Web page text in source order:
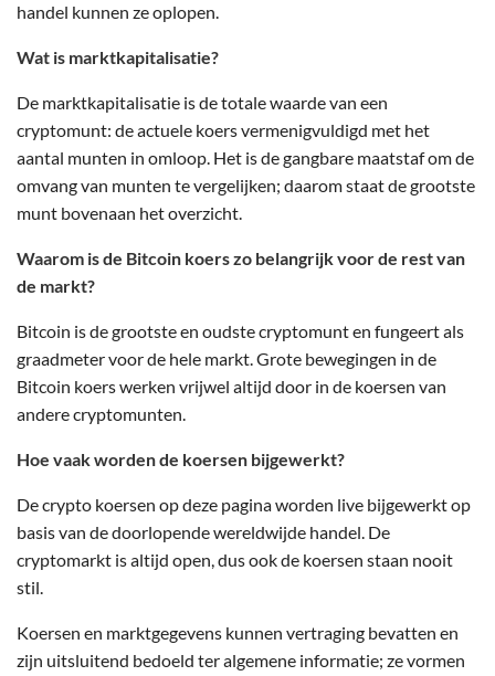
handel kunnen ze oplopen.
Wat is marktkapitalisatie?
De marktkapitalisatie is de totale waarde van een
cryptomunt: de actuele koers vermenigvuldigd met het
aantal munten in omloop. Het is de gangbare maatstaf om de
omvang van munten te vergelijken; daarom staat de grootste
munt bovenaan het overzicht.
Waarom is de Bitcoin koers zo belangrijk voor de rest van
de markt?
Bitcoin is de grootste en oudste cryptomunt en fungeert als
graadmeter voor de hele markt. Grote bewegingen in de
Bitcoin koers werken vrijwel altijd door in de koersen van
andere cryptomunten.
Hoe vaak worden de koersen bijgewerkt?
De crypto koersen op deze pagina worden live bijgewerkt op
basis van de doorlopende wereldwijde handel. De
cryptomarkt is altijd open, dus ook de koersen staan nooit
stil.
Koersen en marktgegevens kunnen vertraging bevatten en
zijn uitsluitend bedoeld ter algemene informatie; ze vormen